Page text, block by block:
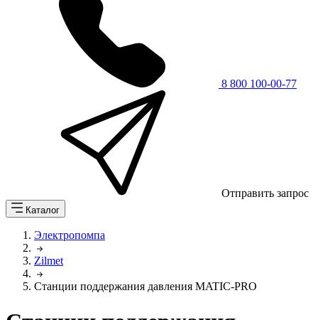
8 800 100-00-77
Отправить запрос
Каталог
Электропомпа
Zilmet
Станции поддержания давления MATIC-PRO